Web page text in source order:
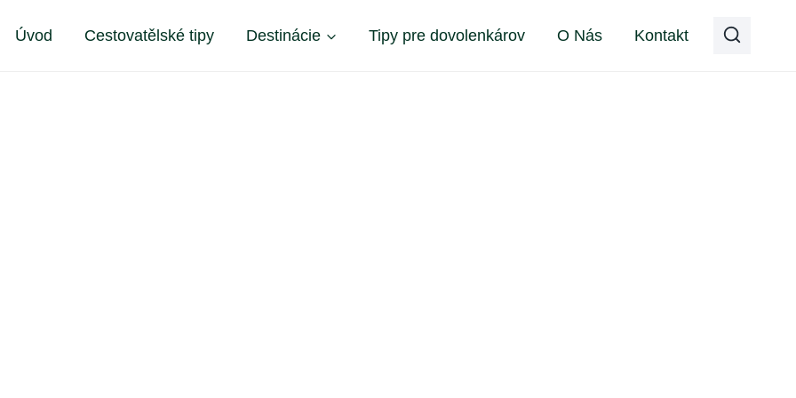
Úvod Cestovatělské tipy Destinácie Tipy pre dovolenkárov O Nás Kontakt